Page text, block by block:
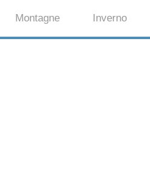
Montagne Inverno